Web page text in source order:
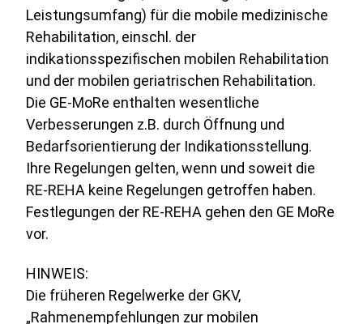
Leistungsumfang) für die mobile medizinische
Rehabilitation, einschl. der
indikationsspezifischen mobilen Rehabilitation
und der mobilen geriatrischen Rehabilitation.
Die GE-MoRe enthalten wesentliche
Verbesserungen z.B. durch Öffnung und
Bedarfsorientierung der Indikationsstellung.
Ihre Regelungen gelten, wenn und soweit die
RE-REHA keine Regelungen getroffen haben.
Festlegungen der RE-REHA gehen den GE MoRe
vor.
HINWEIS:
Die früheren Regelwerke der GKV,
„Rahmenempfehlungen zur mobilen